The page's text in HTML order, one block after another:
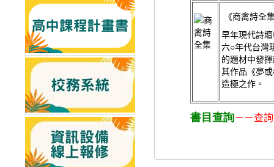
《商禽詩全
早年現代詩
六○年代台灣
的題材中發
其作品《夢
造極之作。
書目查詢－－查